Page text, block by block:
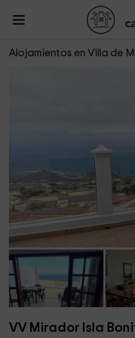
Alojamientos en Villa de
VV Mirador Isla Bonita
VV Mirador Isla